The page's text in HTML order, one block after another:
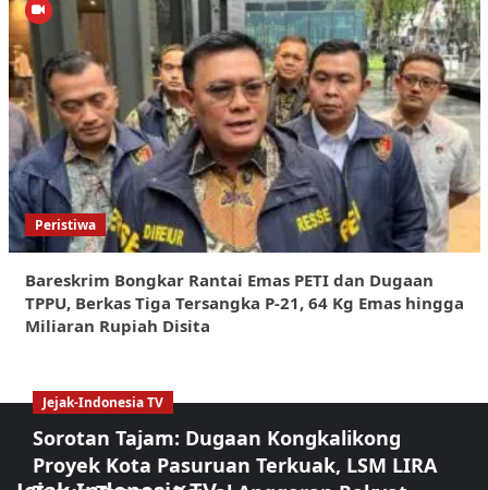
Peristiwa
Bareskrim Bongkar Rantai Emas PETI dan Dugaan
TPPU, Berkas Tiga Tersangka P-21, 64 Kg Emas hingga
Miliaran Rupiah Disita
Jejak-Indonesia TV
Sorotan Tajam: Dugaan Kongkalikong
Proyek Kota Pasuruan Terkuak, LSM LIRA